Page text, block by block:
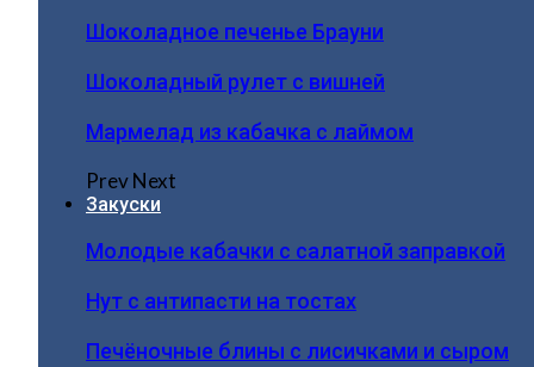
Шоколадное печенье Брауни
Шоколадный рулет с вишней
Мармелад из кабачка с лаймом
PrevNext
Закуски
Молодые кабачки с салатной заправкой
Нут с антипасти на тостах
Печёночные блины с лисичками и сыром